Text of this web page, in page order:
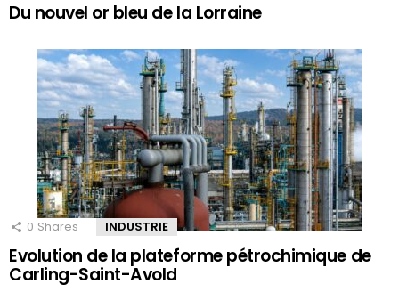
Du nouvel or bleu de la Lorraine
0 Shares INDUSTRIE
Evolution de la plateforme pétrochimique de
Carling-Saint-Avold